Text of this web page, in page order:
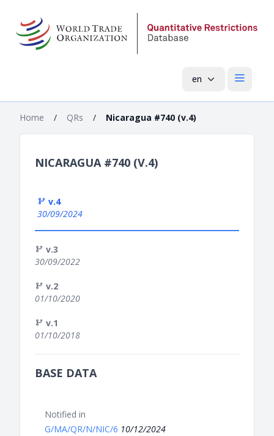
en Open
Home / QRs / Nicaragua #740 (v.4)
NICARAGUA #740 (V.4)
v.4
30/09/2024
v.3
30/09/2022
v.2
01/10/2020
v.1
01/10/2018
BASE DATA
Notified in
G/MA/QR/N/NIC/6 10/12/2024